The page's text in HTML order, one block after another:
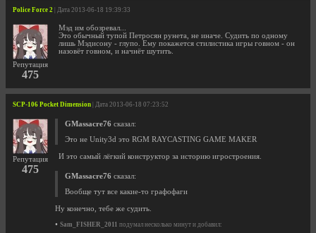
Police Force 2 | Дата 2013-06-18 19:39:33
Репутация
475
Мэд им обозревал...
Это обычный тупой Петросян рунета, не иначе. Судить по одному
лишь Мэдисону - глупо. Ему покажется стилистика игры говном - он
назовёт говном, и начнёт шутить.
SCP-106 Pocket Dimension | Дата 2013-06-18 07:23:52
Репутация
475
GMassacre76 сказал:
Это не Unity3d это RGM RAYCASTING GAME MAKER
И это самый лёгкий конструктор за историю игростроения.
GMassacre76 сказал:
Вообще тут все какие-то графофаги
Ну конечно, тебе же судить.
• Sam_FISHER_2011 подумал несколько минут и добавил: